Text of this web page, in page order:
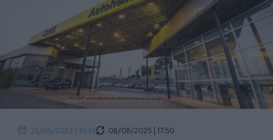
25/05/2023 | 10:45
08/08/2025 | 17:50